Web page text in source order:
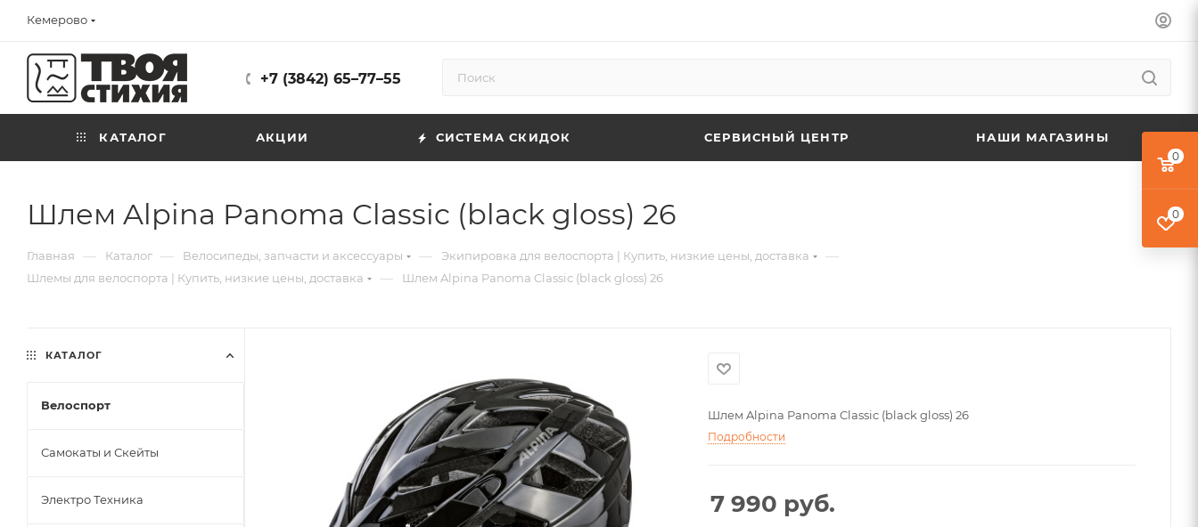
Кемерово
+7 (3842) 65–77–55
КАТАЛОГ АКЦИИ СИСТЕМА СКИДОК СЕРВИСНЫЙ ЦЕНТР НАШИ МАГАЗИНЫ
Шлем Alpina Panoma Classic (black gloss) 26
Главная — Каталог — Велосипеды, запчасти и аксессуары — Экипировка для велоспорта | Купить, низкие цены, доставка —
Шлемы для велоспорта | Купить, низкие цены, доставка — Шлем Alpina Panoma Classic (black gloss) 26
Шлем Alpina Panoma Classic (black gloss) 26
Подробности
7 990 руб.
КАТАЛОГ
Велоспорт
Самокаты и Скейты
Электро Техника
0
0